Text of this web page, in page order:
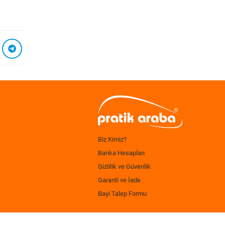
Biz Kimiz?
Banka Hesapları
Gizlilik ve Güvenlik
Garanti ve İade
Bayi Talep Formu